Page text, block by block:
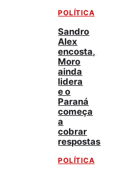
POLÍTICA
Sandro
Alex
encosta,
Moro
ainda
lidera
e o
Paraná
começa
a
cobrar
respostas
POLÍTICA